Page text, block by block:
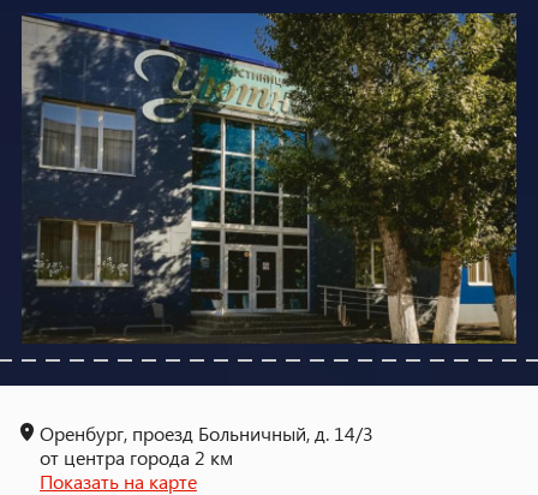
Оренбург, проезд Больничный, д. 14/3
от центра города 2 км
Показать на карте